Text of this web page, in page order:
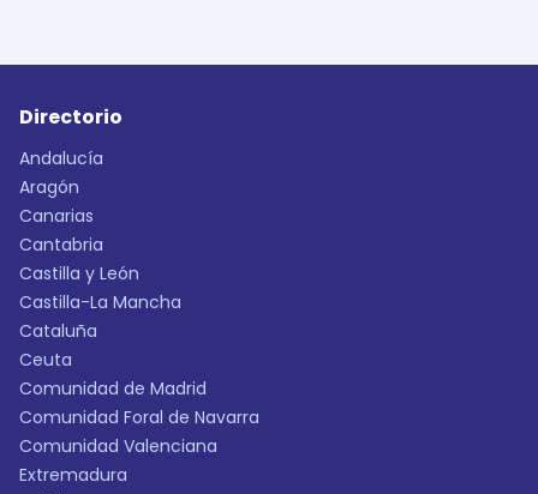
Directorio
Andalucía
Aragón
Canarias
Cantabria
Castilla y León
Castilla-La Mancha
Cataluña
Ceuta
Comunidad de Madrid
Comunidad Foral de Navarra
Comunidad Valenciana
Extremadura